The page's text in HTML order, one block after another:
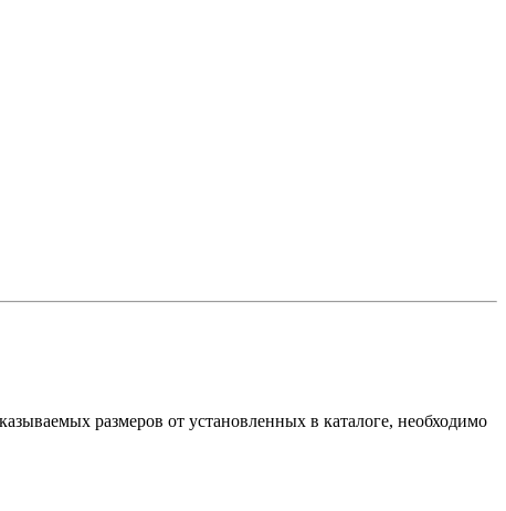
размеров от установленных в каталоге, необходимо